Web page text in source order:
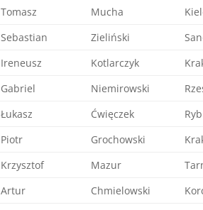
Tomasz Mucha
Sebastian Zieliński
Ireneusz Kotlarczyk
Gabriel Niemirowski
Łukasz Ćwięczek
Piotr Grochowski
Krzysztof Mazur
Artur Chmielowski